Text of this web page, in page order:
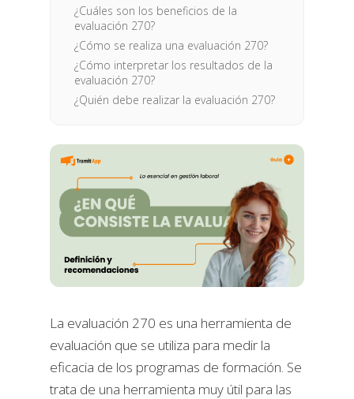
¿Cuáles son los beneficios de la
evaluación 270?
¿Cómo se realiza una evaluación 270?
¿Cómo interpretar los resultados de la
evaluación 270?
¿Quién debe realizar la evaluación 270?
La evaluación 270 es una herramienta de
evaluación que se utiliza para medir la
eficacia de los programas de formación. Se
trata de una herramienta muy útil para las